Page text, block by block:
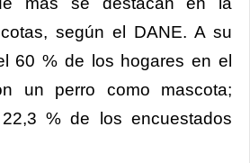
según el DANE. A su
60 % de los hogares en el
un perro como mascota;
% de los encuestados